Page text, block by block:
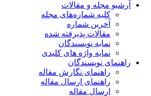
آرشیو مجله و مقالات
کلیه شماره‌های مجله
آخرین شماره
مقالات پذیرفته شده
نمایه نویسندگان
نمایه واژه های کلیدی
راهنمای نویسندگان
راهنمای نگارش مقاله
راهنمای ارسال مقاله
ارسال مقاله